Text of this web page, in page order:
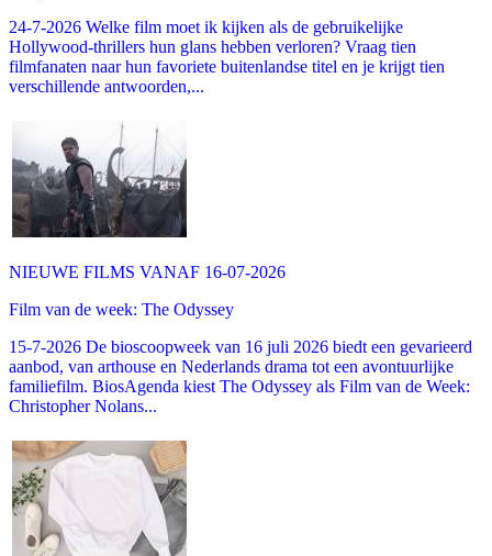
24-7-2026 Welke film moet ik kijken als de gebruikelijke
Hollywood-thrillers hun glans hebben verloren? Vraag tien
filmfanaten naar hun favoriete buitenlandse titel en je krijgt tien
verschillende antwoorden,...
NIEUWE FILMS VANAF 16-07-2026
Film van de week: The Odyssey
15-7-2026 De bioscoopweek van 16 juli 2026 biedt een gevarieerd
aanbod, van arthouse en Nederlands drama tot een avontuurlijke
familiefilm. BiosAgenda kiest The Odyssey als Film van de Week:
Christopher Nolans...